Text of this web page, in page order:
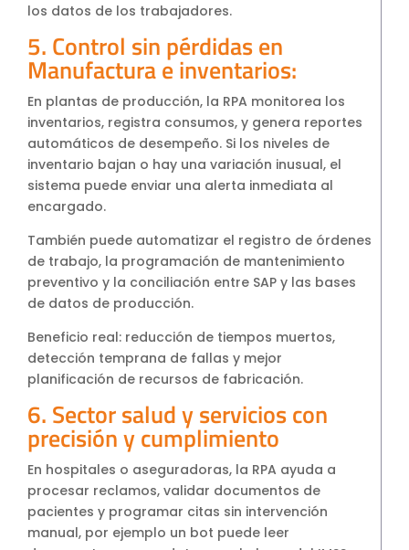
los datos de los trabajadores.
5. Control sin pérdidas en
Manufactura e inventarios:
En plantas de producción, la RPA monitorea los
inventarios, registra consumos, y genera reportes
automáticos de desempeño. Si los niveles de
inventario bajan o hay una variación inusual, el
sistema puede enviar una alerta inmediata al
encargado.
También puede automatizar el registro de órdenes
de trabajo, la programación de mantenimiento
preventivo y la conciliación entre SAP y las bases
de datos de producción.
Beneficio real: reducción de tiempos muertos,
detección temprana de fallas y mejor
planificación de recursos de fabricación.
6. Sector salud y servicios con
precisión y cumplimiento
En hospitales o aseguradoras, la RPA ayuda a
procesar reclamos, validar documentos de
pacientes y programar citas sin intervención
manual, por ejemplo un bot puede leer